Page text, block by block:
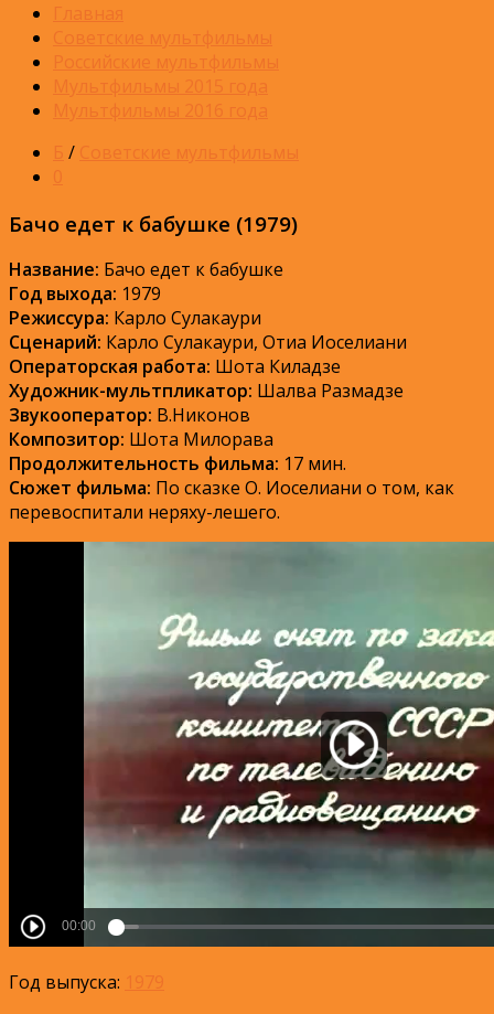
Главная
Советские мультфильмы
Российские мультфильмы
Мультфильмы 2015 года
Мультфильмы 2016 года
Б / Советские мультфильмы
0
Бачо едет к бабушке (1979)
Название: Бачо едет к бабушке
Год выхода: 1979
Режиссура: Карло Сулакаури
Сценарий: Карло Сулакаури, Отиа Иоселиани
Операторская работа: Шота Киладзе
Художник-мультпликатор: Шалва Размадзе
Звукооператор: В.Никонов
Композитор: Шота Милорава
Продолжительность фильма: 17 мин.
Сюжет фильма: По сказке О. Иоселиани о том, как
перевоспитали неряху-лешего.
Год выпуска: 1979